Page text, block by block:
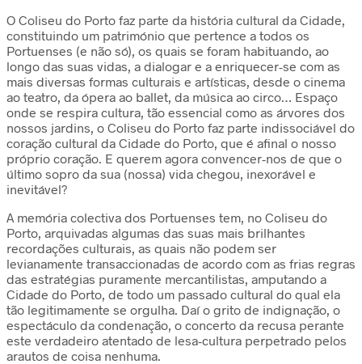
O Coliseu do Porto faz parte da história cultural da Cidade,
constituindo um património que pertence a todos os
Portuenses (e não só), os quais se foram habituando, ao
longo das suas vidas, a dialogar e a enriquecer-se com as
mais diversas formas culturais e artísticas, desde o cinema
ao teatro, da ópera ao ballet, da música ao circo… Espaço
onde se respira cultura, tão essencial como as árvores dos
nossos jardins, o Coliseu do Porto faz parte indissociável do
coração cultural da Cidade do Porto, que é afinal o nosso
próprio coração. E querem agora convencer-nos de que o
último sopro da sua (nossa) vida chegou, inexorável e
inevitável?
A memória colectiva dos Portuenses tem, no Coliseu do
Porto, arquivadas algumas das suas mais brilhantes
recordações culturais, as quais não podem ser
levianamente transaccionadas de acordo com as frias regras
das estratégias puramente mercantilistas, amputando a
Cidade do Porto, de todo um passado cultural do qual ela
tão legitimamente se orgulha. Daí o grito de indignação, o
espectáculo da condenação, o concerto da recusa perante
este verdadeiro atentado de lesa-cultura perpetrado pelos
arautos de coisa nenhuma.